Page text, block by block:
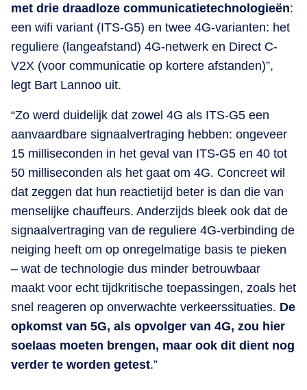
met drie draadloze communicatietechnologieën:
een wifi variant (ITS-G5) en twee 4G-varianten: het
reguliere (langeafstand) 4G-netwerk en Direct C-
V2X (voor communicatie op kortere afstanden)”,
legt Bart Lannoo uit.
“Zo werd duidelijk dat zowel 4G als ITS-G5 een
aanvaardbare signaalvertraging hebben: ongeveer
15 milliseconden in het geval van ITS-G5 en 40 tot
50 milliseconden als het gaat om 4G. Concreet wil
dat zeggen dat hun reactietijd beter is dan die van
menselijke chauffeurs. Anderzijds bleek ook dat de
signaalvertraging van de reguliere 4G-verbinding de
neiging heeft om op onregelmatige basis te pieken
– wat de technologie dus minder betrouwbaar
maakt voor echt tijdkritische toepassingen, zoals het
snel reageren op onverwachte verkeerssituaties. De
opkomst van 5G, als opvolger van 4G, zou hier
soelaas moeten brengen, maar ook dit dient nog
verder te worden getest.”